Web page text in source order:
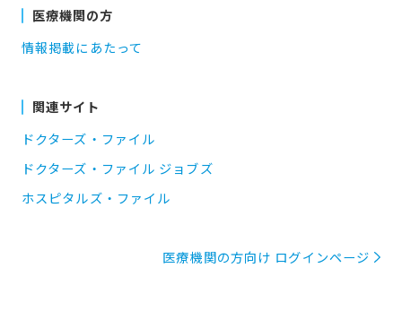
医療機関の方
情報掲載にあたって
関連サイト
ドクターズ・ファイル
ドクターズ・ファイル ジョブズ
ホスピタルズ・ファイル
医療機関の方向け ログインページ